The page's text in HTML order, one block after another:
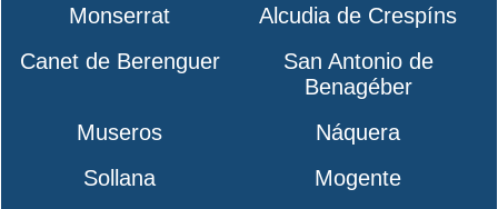
Monserrat
Alcudia de Crespíns
Canet de Berenguer
San Antonio de
Benagéber
Museros
Náquera
Sollana
Mogente